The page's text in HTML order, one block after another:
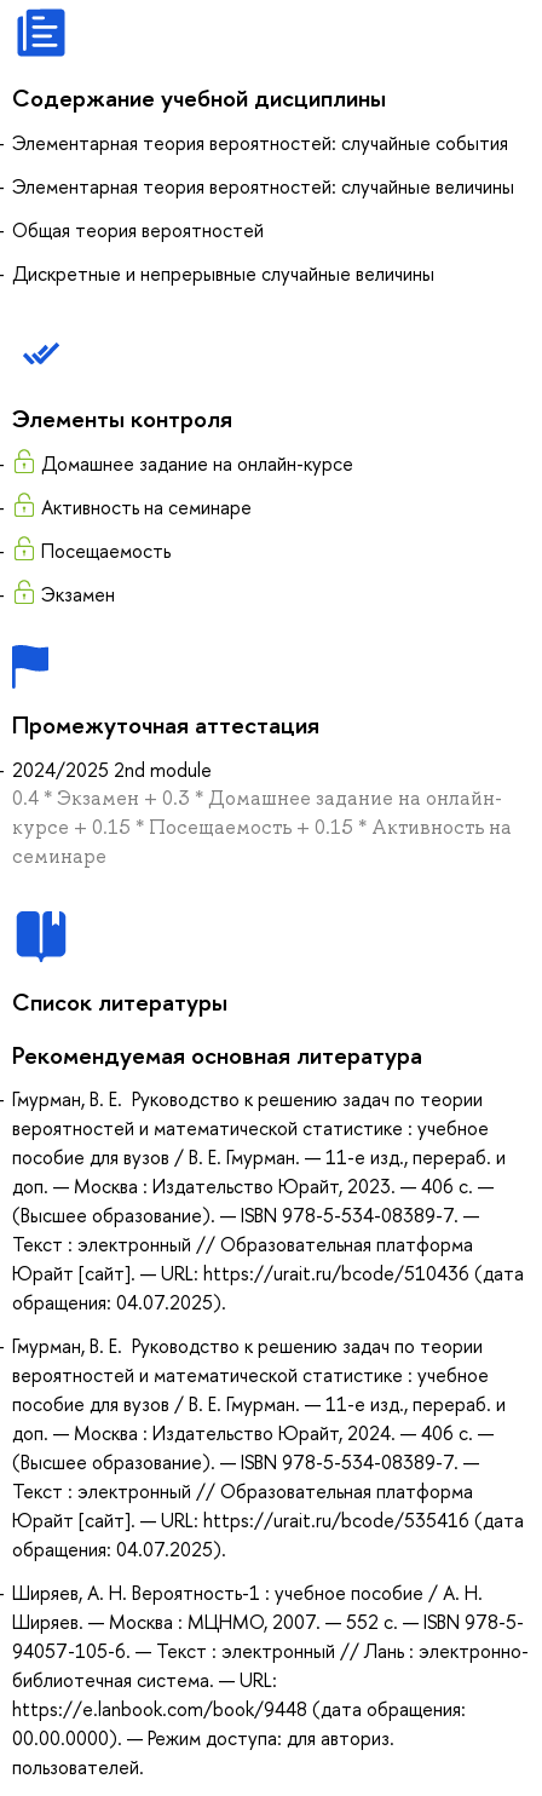
Содержание учебной дисциплины
Элементарная теория вероятностей: случайные события
Элементарная теория вероятностей: случайные величины
Общая теория вероятностей
Дискретные и непрерывные случайные величины
Элементы контроля
Домашнее задание на онлайн-курсе
Активность на семинаре
Посещаемость
Экзамен
Промежуточная аттестация
2024/2025 2nd module
0.4 * Экзамен + 0.3 * Домашнее задание на онлайн-
курсе + 0.15 * Посещаемость + 0.15 * Активность на
семинаре
Список литературы
Рекомендуемая основная литература
Гмурман, В. Е. Руководство к решению задач по теории
вероятностей и математической статистике : учебное
пособие для вузов / В. Е. Гмурман. — 11-е изд., перераб. и
доп. — Москва : Издательство Юрайт, 2023. — 406 с. —
(Высшее образование). — ISBN 978-5-534-08389-7. —
Текст : электронный // Образовательная платформа
Юрайт [сайт]. — URL: https://urait.ru/bcode/510436 (дата
обращения: 04.07.2025).
Гмурман, В. Е. Руководство к решению задач по теории
вероятностей и математической статистике : учебное
пособие для вузов / В. Е. Гмурман. — 11-е изд., перераб. и
доп. — Москва : Издательство Юрайт, 2024. — 406 с. —
(Высшее образование). — ISBN 978-5-534-08389-7. —
Текст : электронный // Образовательная платформа
Юрайт [сайт]. — URL: https://urait.ru/bcode/535416 (дата
обращения: 04.07.2025).
Ширяев, А. Н. Вероятность-1 : учебное пособие / А. Н.
Ширяев. — Москва : МЦНМО, 2007. — 552 с. — ISBN 978-5-
94057-105-6. — Текст : электронный // Лань : электронно-
библиотечная система. — URL:
https://e.lanbook.com/book/9448 (дата обращения:
00.00.0000). — Режим доступа: для авториз.
пользователей.